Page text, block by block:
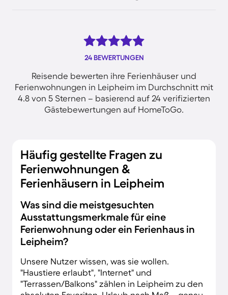
24 BEWERTUNGEN
Reisende bewerten ihre Ferienhäuser und
Ferienwohnungen in Leipheim im Durchschnitt mit
4.8 von 5 Sternen – basierend auf 24 verifizierten
Gästebewertungen auf HomeToGo.
Häufig gestellte Fragen zu
Ferienwohnungen &
Ferienhäusern in Leipheim
Was sind die meistgesuchten
Ausstattungsmerkmale für eine
Ferienwohnung oder ein Ferienhaus in
Leipheim?
Unsere Nutzer wissen, was sie wollen.
"Haustiere erlaubt", "Internet" und
"Terrassen/Balkons" zählen in Leipheim zu den